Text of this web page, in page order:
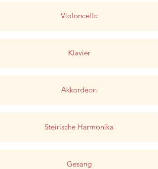
Violoncello
Klavier
Akkordeon
Steirische Harmonika
Gesang